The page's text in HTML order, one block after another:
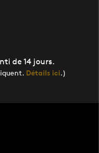
de 14 jours.
Détails ici.)